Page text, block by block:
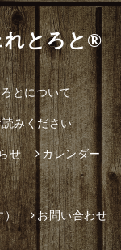
れとろと®
とについて
みください
せ カレンダー
） お問い合わせ